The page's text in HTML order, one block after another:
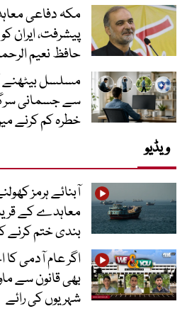
مکہ دفاعی
پیشرفت، ایران
حافظ نعیم
مسلسل بیٹھنے
سے جسمانی
خطرہ کم کرنے
ویڈیو
آبنائے ہرمز
معاہدے کے
بندی ختم
اگر عام آدمی کا
بھی قانون سے
شہریوں کی رائے